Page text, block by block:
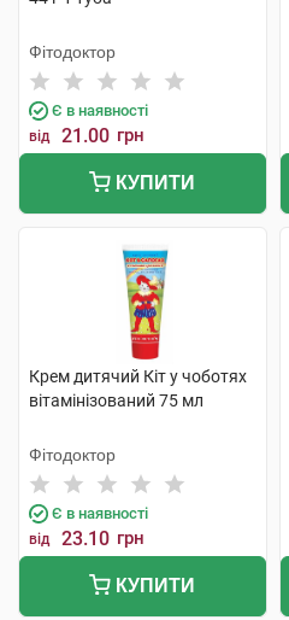
Фітодоктор
Є в наявності
від 21.00 грн
КУПИТИ
Крем дитячий Кіт у чоботях
вітамінізований 75 мл
Фітодоктор
Є в наявності
від 23.10 грн
КУПИТИ